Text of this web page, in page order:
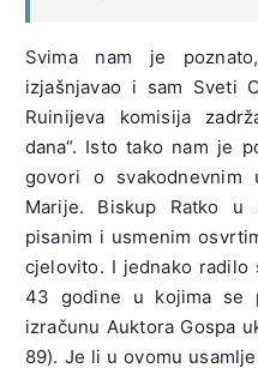
Svima nam je
izjašnjavao i sam Sveti
Ruinijeva komisija
dana“. Isto tako nam je
govori o svakodnevnim
Marije. Biskup Ratko u
pisanim i usmenim
cjelovito. I jednako radilo
43 godine u kojima se
izračunu Auktora Gospa
89). Je li u ovomu